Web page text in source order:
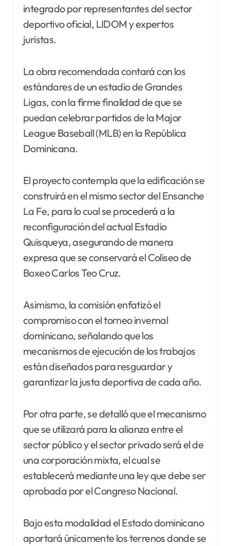
integrado por representantes del sector
deportivo oficial, LIDOM y expertos
juristas.
La obra recomendada contará con los
estándares de un estadio de Grandes
Ligas, con la firme finalidad de que se
puedan celebrar partidos de la Major
League Baseball (MLB) en la República
Dominicana.
El proyecto contempla que la edificación se
construirá en el mismo sector del Ensanche
La Fe, para lo cual se procederá a la
reconfiguración del actual Estadio
Quisqueya, asegurando de manera
expresa que se conservará el Coliseo de
Boxeo Carlos Teo Cruz.
Asimismo, la comisión enfatizó el
compromiso con el torneo invernal
dominicano, señalando que los
mecanismos de ejecución de los trabajos
están diseñados para resguardar y
garantizar la justa deportiva de cada año.
Por otra parte, se detalló que el mecanismo
que se utilizará para la alianza entre el
sector público y el sector privado será el de
una corporación mixta, el cual se
establecerá mediante una ley que debe ser
aprobada por el Congreso Nacional.
Bajo esta modalidad el Estado dominicano
aportará únicamente los terrenos donde se